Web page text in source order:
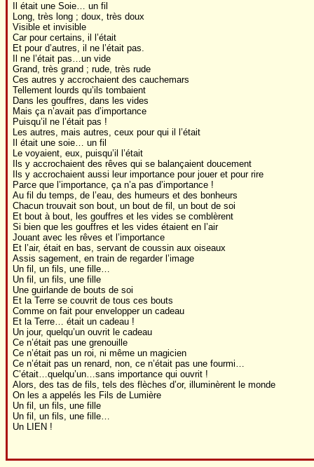
Il était une Soie… un fil
Long, très long ; doux, très doux
Visible et invisible
Car pour certains, il l’était
Et pour d’autres, il ne l’était pas.
Il ne l’était pas…un vide
Grand, très grand ; rude, très rude
Ces autres y accrochaient des cauchemars
Tellement lourds qu’ils tombaient
Dans les gouffres, dans les vides
Mais ça n’avait pas d’importance
Puisqu’il ne l’était pas !
Les autres, mais autres, ceux pour qui il l’était
Il était une soie… un fil
Le voyaient, eux, puisqu’il l’était
Ils y accrochaient des rêves qui se balançaient doucement
Ils y accrochaient aussi leur importance pour jouer et pour rire
Parce que l’importance, ça n’a pas d’importance !
Au fil du temps, de l’eau, des humeurs et des bonheurs
Chacun trouvait son bout, un bout de fil, un bout de soi
Et bout à bout, les gouffres et les vides se comblèrent
Si bien que les gouffres et les vides étaient en l’air
Jouant avec les rêves et l’importance
Et l’air, était en bas, servant de coussin aux oiseaux
Assis sagement, en train de regarder l’image
Un fil, un fils, une fille…
Un fil, un fils, une fille
Une guirlande de bouts de soi
Et la Terre se couvrit de tous ces bouts
Comme on fait pour envelopper un cadeau
Et la Terre… était un cadeau !
Un jour, quelqu’un ouvrit le cadeau
Ce n’était pas une grenouille
Ce n’était pas un roi, ni même un magicien
Ce n’était pas un renard, non, ce n’était pas une fourmi…
C’était…quelqu’un…sans importance qui ouvrit !
Alors, des tas de fils, tels des flèches d’or, illuminèrent le monde
On les a appelés les Fils de Lumière
Un fil, un fils, une fille
Un fil, un fils, une fille…
Un LIEN !